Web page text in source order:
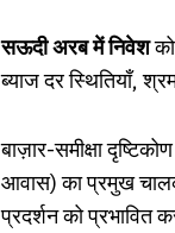
सऊदी अरब में निवेश
ब्याज दर स्थितियाँ,
बाज़ार-समीक्षा
आवास) का प्रमुख
प्रदर्शन को प्रभावित